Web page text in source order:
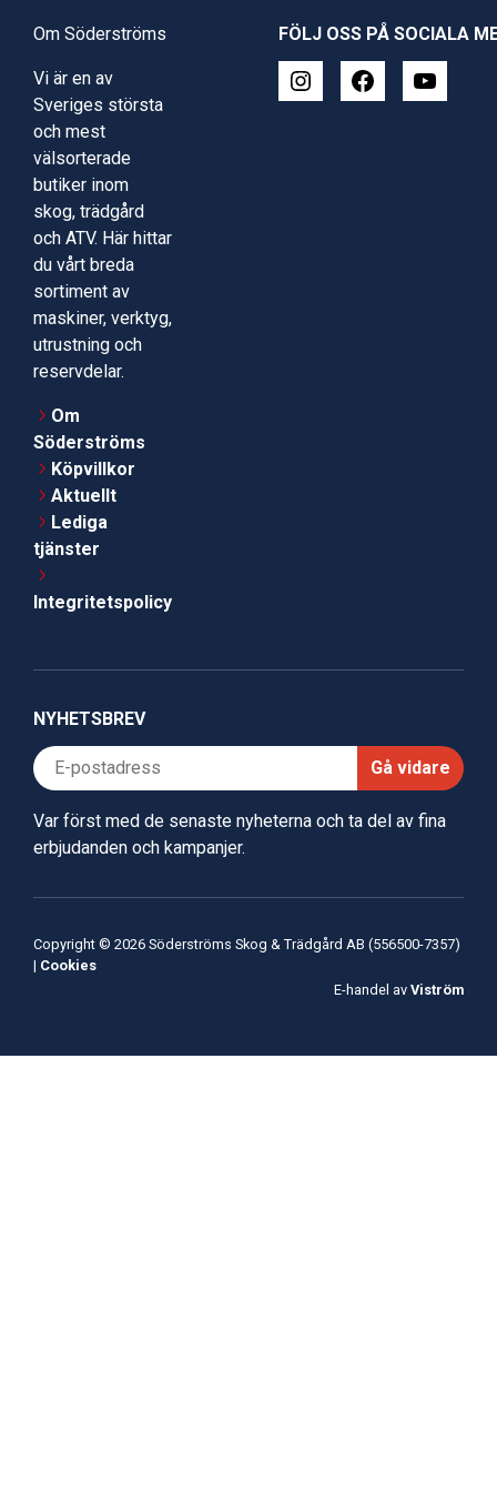
Om Söderströms
Vi är en av
Sveriges största
och mest
välsorterade
butiker inom
skog, trädgård
och ATV. Här hittar
du vårt breda
sortiment av
maskiner, verktyg,
utrustning och
reservdelar.
Om
Söderströms
Köpvillkor
Aktuellt
Lediga
tjänster
Integritetspolicy
FÖLJ OSS PÅ SOCIALA
NYHETSBREV
Gå vidare
Var först med de senaste nyheterna och ta del av fina
erbjudanden och kampanjer.
Copyright © 2026 Söderströms Skog & Trädgård AB (556500-7357)
| Cookies
E-handel av Viström